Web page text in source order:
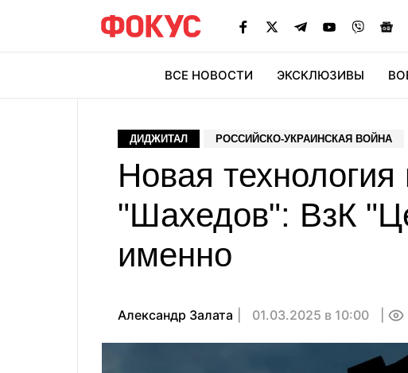
ВСЕ НОВОСТИ ЭКСКЛЮЗИВЫ
ДИДЖИТАЛ РОССИЙСКО-УКРАИНСКАЯ ВОЙНА
Новая
"Шахедов": ВзК
именно
Александр Залата 01.03.2025 в 10:00